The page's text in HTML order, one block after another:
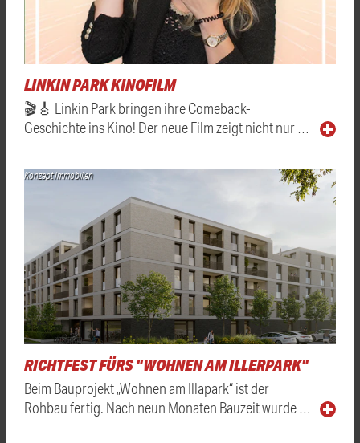
LINKIN PARK KINOFILM
🎬🎸 Linkin Park bringen ihre Comeback-
Geschichte ins Kino! Der neue Film zeigt nicht nur …
Konzept Immobilien
RICHTFEST FÜRS "WOHNEN AM ILLERPARK"
Beim Bauprojekt „Wohnen am Illapark“ ist der
Rohbau fertig. Nach neun Monaten Bauzeit wurde …